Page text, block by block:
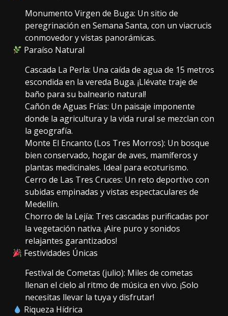
Monumento Virgen de Buga: Un sitio de
peregrinación en Semana Santa, con un viacrucis
conmovedor y vistas panorámicas.
Paraíso Natural
Cascada La Perla: Una caída de agua de 15 metros
escondida en la vereda Buga. ¡Llévate traje de
baño para su balneario natural!
Cañón de Aguas Frías: Un paisaje imponente
donde la agricultura y la vida rural se mezclan con
la geografía.
Monte El Encanto (Los Tres Morros): Un bosque
bien conservado, hogar de aves, mamíferos y
plantas medicinales. Ideal para ecoturismo.
Cerro de Las Tres Cruces: Un reto deportivo con
subidas empinadas y vistas espectaculares de
Medellín.
Chorro de la Lejía: Tres cascadas purificadas por
la vegetación nativa. ¡Aire puro y sonidos
relajantes garantizados!
Festividades Únicas
Festival de Cometas (julio): Miles de cometas
llenan el cielo al ritmo de música en vivo. ¡Solo
necesitas llevar la tuya y disfrutar!
Riqueza Hídrica